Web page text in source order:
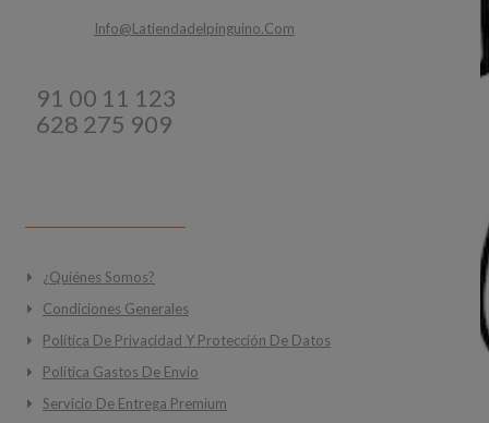
Info@latiendadelpinguino.com
91 00 11 123
628 275 909
¿Quiénes Somos?
Condiciones Generales
Política De Privacidad Y Protección De Datos
Politica Gastos De Envio
Servicio De Entrega Premium